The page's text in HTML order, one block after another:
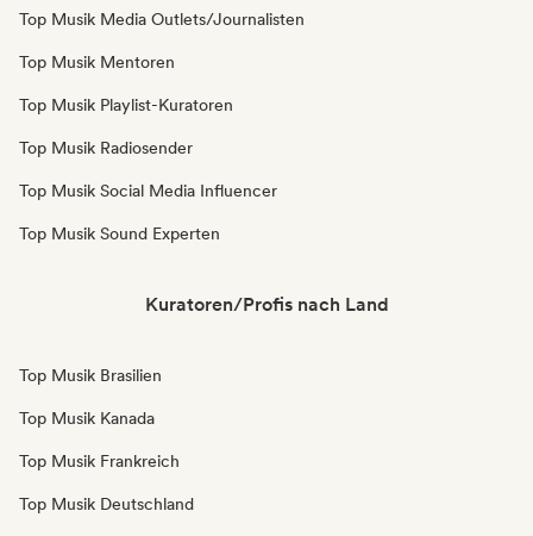
Top Musik Media Outlets/Journalisten
Top Musik Mentoren
Top Musik Playlist-Kuratoren
Top Musik Radiosender
Top Musik Social Media Influencer
Top Musik Sound Experten
Kuratoren/Profis nach Land
Top Musik Brasilien
Top Musik Kanada
Top Musik Frankreich
Top Musik Deutschland